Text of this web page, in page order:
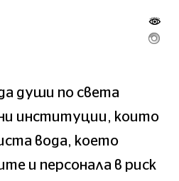
души по света
институции, които
вода, което
и персонала в риск